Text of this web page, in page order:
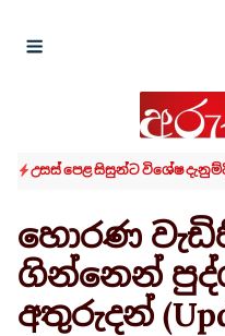
උසස් පෙළ සිසුන්ට විශේෂ
හොරණ
ගින්නෙන්
අතුරුදන්